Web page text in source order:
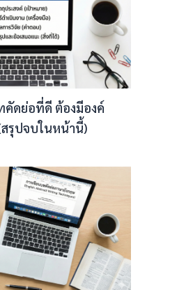
คัดย่อที่ดี ต้องมีองค์
สรุปจบในหน้านี้)